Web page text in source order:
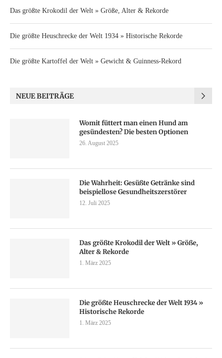
Das größte Krokodil der Welt » Größe, Alter & Rekorde
Die größte Heuschrecke der Welt 1934 » Historische Rekorde
Die größte Kartoffel der Welt » Gewicht & Guinness-Rekord
NEUE BEITRÄGE
Womit füttert man einen Hund am
gesündesten? Die besten Optionen
26. August 2025
Die Wahrheit: Gesüßte Getränke sind
beispiellose Gesundheitszerstörer
12. Juli 2025
Das größte Krokodil der Welt » Größe,
Alter & Rekorde
1. März 2025
Die größte Heuschrecke der Welt 1934 »
Historische Rekorde
1. März 2025